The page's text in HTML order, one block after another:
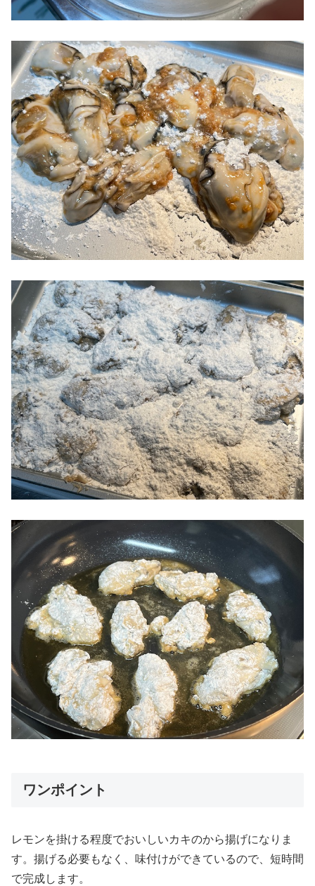
ワンポイント
レモンを掛ける程度でおいしいカキのから揚げになりま
す。揚げる必要もなく、味付けができているので、短時間
で完成します。